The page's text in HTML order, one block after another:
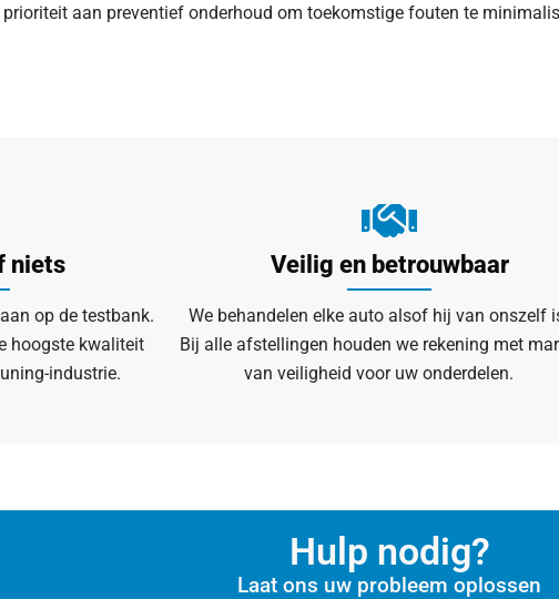
aan preventief onderhoud om toekomstige fouten te
niets
op de testbank.
hoogste kwaliteit
industrie.
Veilig en betrouwbaar
We behandelen elke auto alsof hij van onszelf
Bij alle afstellingen houden we rekening met
van veiligheid voor uw onderdelen.
Hulp nodig?
Laat ons uw probleem oplossen